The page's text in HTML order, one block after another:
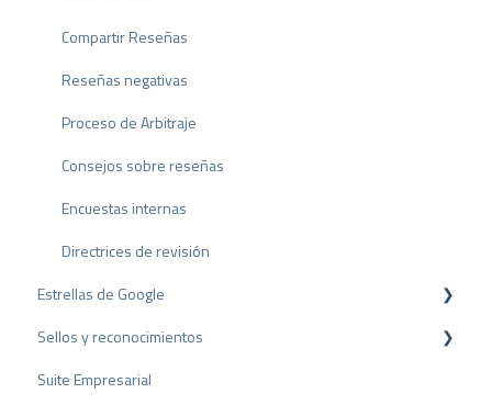
Compartir Reseñas
Reseñas negativas
Proceso de Arbitraje
Consejos sobre reseñas
Encuestas internas
Directrices de revisión
Estrellas de Google
Rich Snippet
Sellos y reconocimientos
Sello PRO
Suite Empresarial